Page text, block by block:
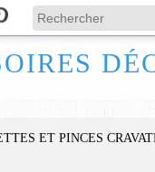
ET PINCES